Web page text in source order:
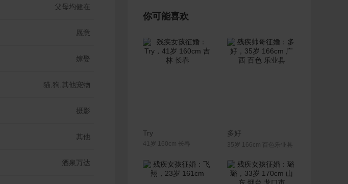
父母均健在
愿意
嫁娶
猫,狗,其他宠物
摄影
其他
酒泉万达
你可能喜欢
Try
41岁 160cm 长春
多好
35岁 166cm 百色乐业县